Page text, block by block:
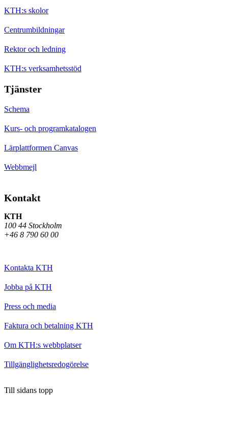
KTH:s skolor
Centrumbildningar
Rektor och ledning
KTH:s verksamhetsstöd
Tjänster
Schema
Kurs- och programkatalogen
Lärplattformen Canvas
Webbmejl
Kontakt
KTH
100 44 Stockholm
+46 8 790 60 00
Kontakta KTH
Jobba på KTH
Press och media
Faktura och betalning KTH
Om KTH:s webbplatser
Tillgänglighetsredogörelse
Till sidans topp